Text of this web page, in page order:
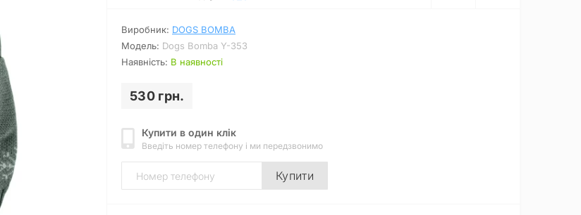
Виробник: DOGS BOMBA
Модель: Dogs Bomba Y-353
Наявність: В наявності
530 грн.
Купити в один клік
Введіть номер телефону і ми передзвонимо
Купити